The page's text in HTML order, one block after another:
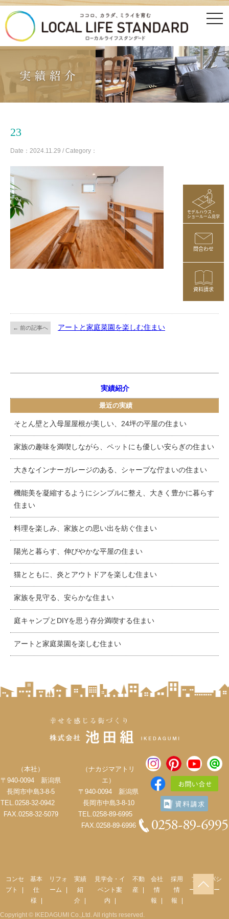
モデルハウス・
ショールーム見学
問合わせ
資料請求
23
Date：2024.11.29 / Category：
← 前の記事へ アートと家庭菜園を楽しむ住まい
実績紹介
最近の実績
そとん壁と入母屋屋根が美しい、24坪の平屋の住まい
家族の趣味を満喫しながら、ペットにも優しい安らぎの住まい
大きなインナーガレージのある、シャープな佇まいの住まい
機能美を凝縮するようにシンプルに整え、大きく豊かに暮らす
住まい
料理を楽しみ、家族との思い出を紡ぐ住まい
陽光と暮らす、伸びやかな平屋の住まい
猫とともに、炎とアウトドアを楽しむ住まい
家族を見守る、安らかな住まい
庭キャンプとDIYを思う存分満喫する住まい
アートと家庭菜園を楽しむ住まい
（本社）
〒940-0094 新潟県
長岡市中島3-8-5
TEL.0258-32-0942
FAX.0258-32-5079
（ナカジマアトリ
エ）
〒940-0094 新潟県
長岡市中島3-8-10
TEL.0258-89-6995
FAX.0258-89-6996
コンセ
プト
基本
仕
様
リフォ
ーム
実績
紹
介
見学会・イ
ベント案
内
不動
産
会社
情
報
採用
情
報
プライバシ
ーポリシー
Copyright © IKEDAGUMI Co.,Ltd. All rights reserved.